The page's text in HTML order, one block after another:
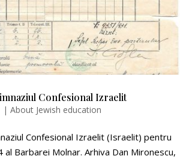
Confesional Izraelit
| About Jewish education
Confesional Izraelit (Israelit) pentru
Barbarei Molnar. Arhiva Dan Mironescu,